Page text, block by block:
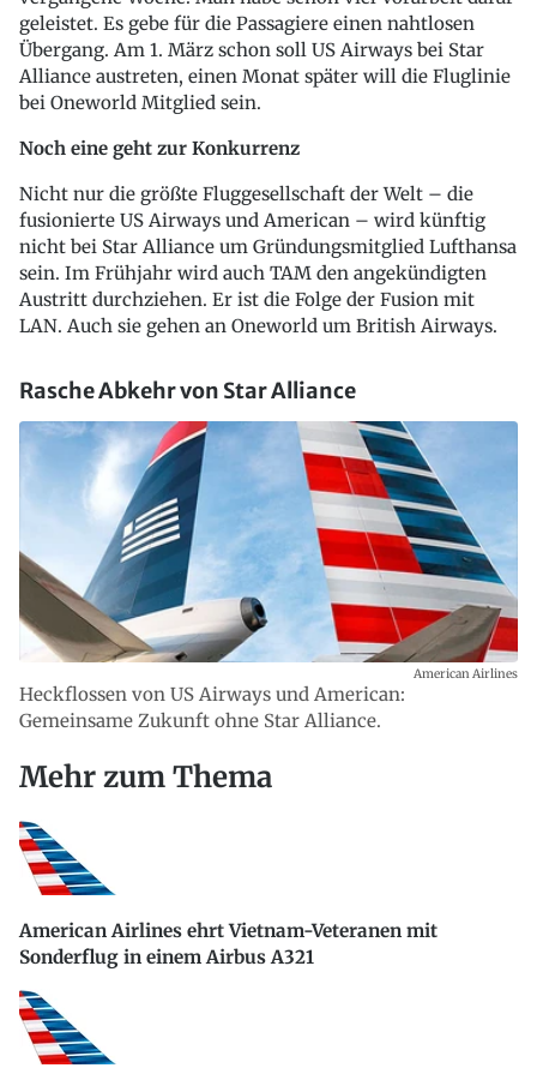
geleistet. Es gebe für die Passagiere einen nahtlosen
Übergang. Am 1. März schon soll US Airways bei Star
Alliance austreten, einen Monat später will die Fluglinie
bei Oneworld Mitglied sein.
Noch eine geht zur Konkurrenz
Nicht nur die größte Fluggesellschaft der Welt – die
fusionierte US Airways und American – wird künftig
nicht bei Star Alliance um Gründungsmitglied Lufthansa
sein. Im Frühjahr wird auch TAM den angekündigten
Austritt durchziehen. Er ist die Folge der Fusion mit
LAN. Auch sie gehen an Oneworld um British Airways.
Rasche Abkehr von Star Alliance
Heckflossen von US Airways und American:
Gemeinsame Zukunft ohne Star Alliance.
American Airlines
Mehr zum Thema
American Airlines ehrt Vietnam-Veteranen mit
Sonderflug in einem Airbus A321